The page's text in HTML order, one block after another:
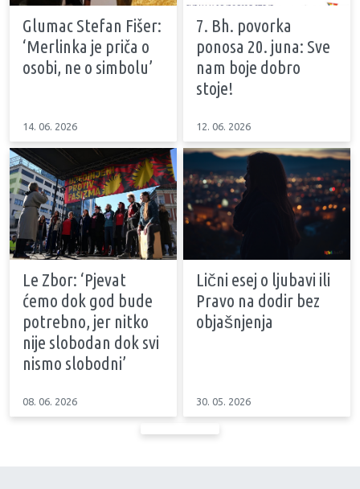
Glumac Stefan Fišer:
‘Merlinka je priča o
osobi, ne o simbolu’
14. 06. 2026
7. Bh. povorka
ponosa 20. juna: Sve
nam boje dobro
stoje!
12. 06. 2026
Le Zbor: ‘Pjevat
ćemo dok god bude
potrebno, jer nitko
nije slobodan dok svi
nismo slobodni’
08. 06. 2026
Lični esej o ljubavi ili
Pravo na dodir bez
objašnjenja
30. 05. 2026